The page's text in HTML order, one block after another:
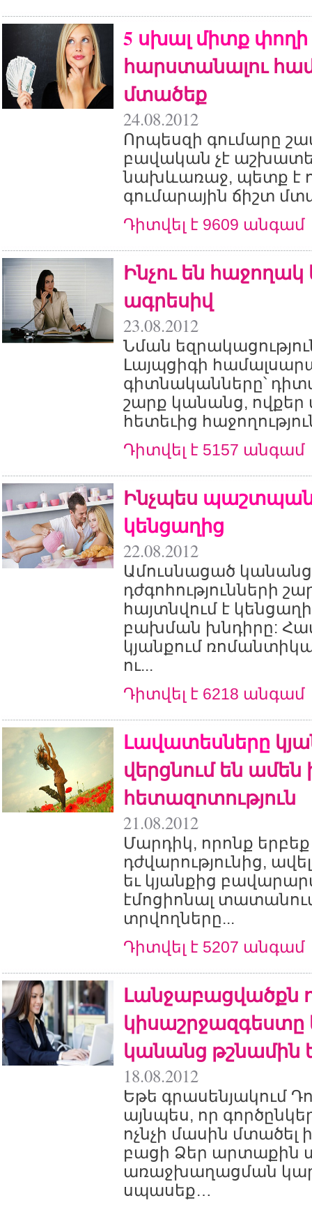
5 սխալ միտք
հարստանալու
մտածեք
24.08.2012
Որպեսզի գումարը
բավական չէ աշխատել
նախևառաջ, պետք է
գումարային ճիշտ
Դիտվել է 9609 անգամ
Ինչու են
ագրեսիվ
23.08.2012
Նման
Լայպցիգի
գիտնականները՝
շարք կանանց, ովքեր
հետեւից
Դիտվել է 5157 անգամ
Ինչպես
կենցաղից
22.08.2012
Ամուսնացած կանանց
դժգոհությունների
հայտնվում է
բախման խնդիրը:
կյանքում
ու...
Դիտվել է 6218 անգամ
Լավատեսները
վերցնում են ամեն
հետազոտություն
21.08.2012
Մարդիկ, որոնք երբեք
դժվարությունից,
եւ կյանքից
էմոցիոնալ
տրվողները...
Դիտվել է 5207 անգամ
Լանջաբացվածքն
կանանց թշնամին
18.08.2012
Եթե գրասենյակում
այնպես, որ
ոչնչի մասին մտածել
բացի Ձեր արտաքին
առաջխաղացման
սպասեք…